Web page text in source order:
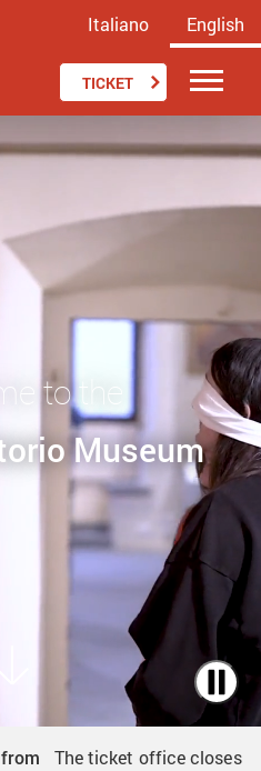
Italiano English
TICKET
to the
Museum
The ticket office closes